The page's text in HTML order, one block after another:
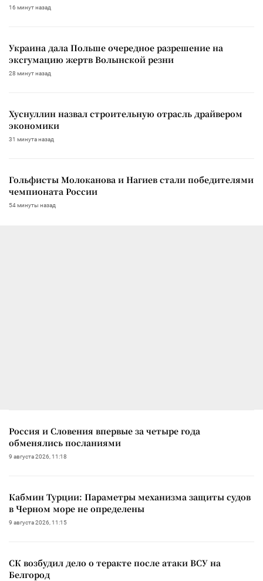
16 минут назад
Украина дала Польше очередное разрешение на
эксгумацию жертв Волынской резни
28 минут назад
Хуснуллин назвал строительную отрасль драйвером
экономики
31 минута назад
Гольфисты Молоканова и Нагиев стали победителями
чемпионата России
54 минуты назад
Россия и Словения впервые за четыре года
обменялись посланиями
9 августа 2026, 11:18
Кабмин Турции: Параметры механизма защиты судов
в Черном море не определены
9 августа 2026, 11:15
СК возбудил дело о теракте после атаки ВСУ на
Белгород